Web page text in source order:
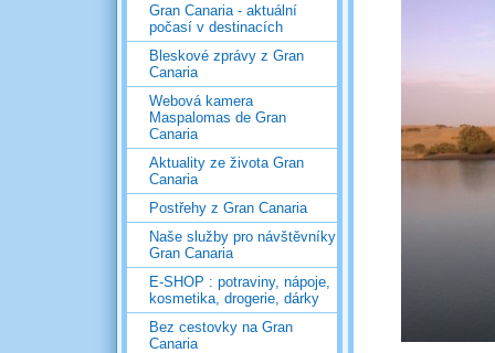
Gran Canaria - aktuální
počasí v destinacích
Bleskové zprávy z Gran
Canaria
Webová kamera
Maspalomas de Gran
Canaria
Aktuality ze života Gran
Canaria
Postřehy z Gran Canaria
Naše služby pro návštěvníky
Gran Canaria
E-SHOP : potraviny, nápoje,
kosmetika, drogerie, dárky
Bez cestovky na Gran
Canaria